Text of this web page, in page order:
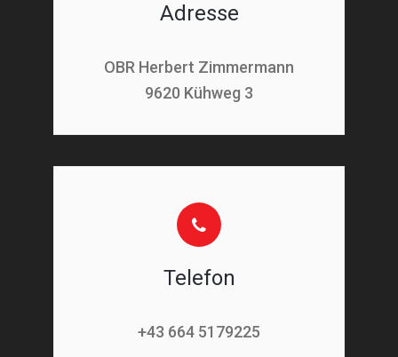
Adresse
OBR Herbert Zimmermann
9620 Kühweg 3
Telefon
+43 664 5179225